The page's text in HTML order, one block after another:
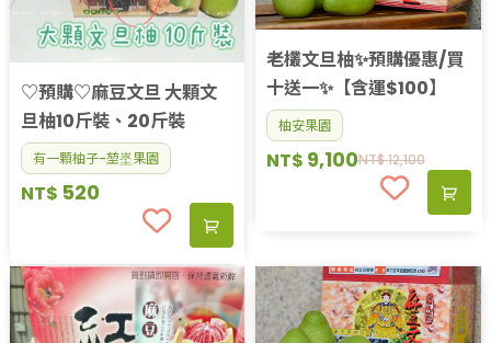
♡預購♡麻豆文旦 大顆文
旦柚10斤裝、20斤裝
有一顆柚子-堃埊果園
NT$ 520
老欉文旦柚✨預購優惠/買
十送一✨【含運$100】
柚安果園
NT$12,100
NT$ 9,100